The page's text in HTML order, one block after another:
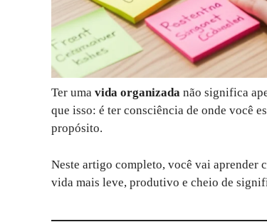
Ter uma vida organizada não significa
que isso: é ter consciência de onde você
propósito.
Neste artigo completo, você vai aprender
vida mais leve, produtivo e cheio de